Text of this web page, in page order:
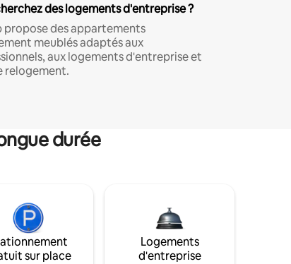
des logements d'entreprise ?
propose des appartements
meublés adaptés aux
aux logements d'entreprise et
relogement.
durée
sur place
Logements
d'entreprise